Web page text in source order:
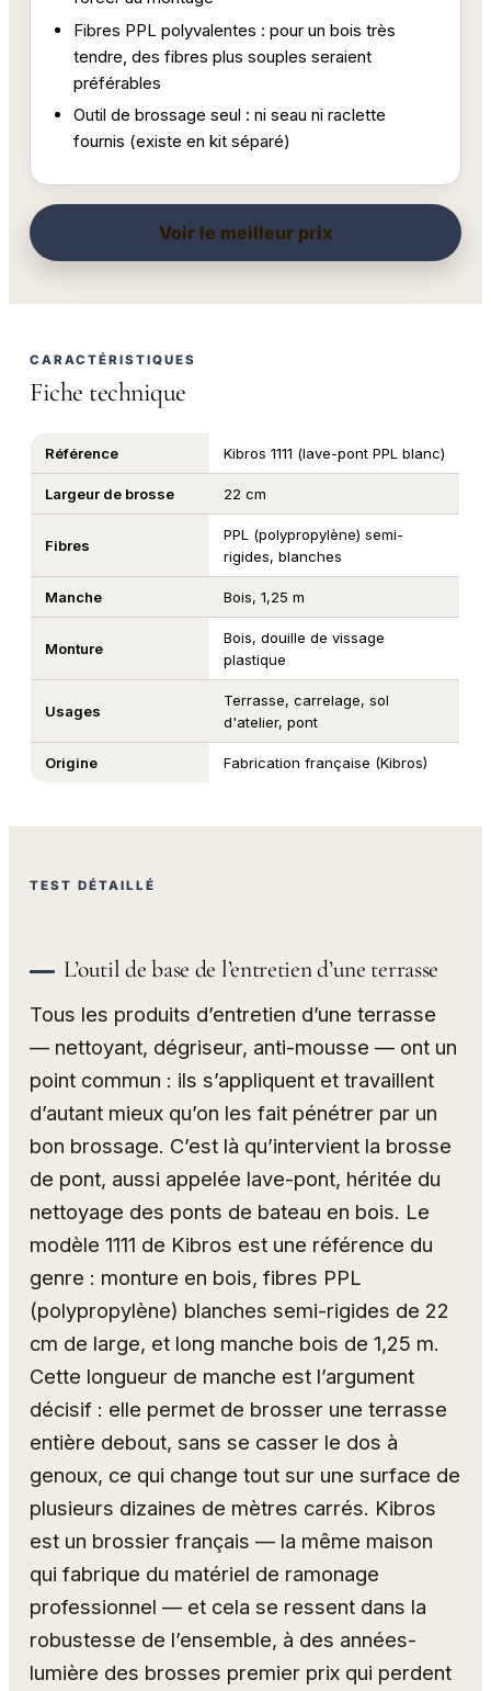
Fibres PPL polyvalentes : pour un bois très
tendre, des fibres plus souples seraient
préférables
Outil de brossage seul : ni seau ni raclette
fournis (existe en kit séparé)
Voir le meilleur prix
CARACTÉRISTIQUES
Fiche technique
Référence Kibros 1111 (lave-pont PPL blanc)
Largeur de brosse 22 cm
Fibres
PPL (polypropylène) semi-
rigides, blanches
Manche Bois, 1,25 m
Monture
Bois, douille de vissage
plastique
Usages
Terrasse, carrelage, sol
d'atelier, pont
Origine Fabrication française (Kibros)
TEST DÉTAILLÉ
L’outil de base de l’entretien d’une terrasse
Tous les produits d’entretien d’une terrasse
— nettoyant, dégriseur, anti-mousse — ont un
point commun : ils s’appliquent et travaillent
d’autant mieux qu’on les fait pénétrer par un
bon brossage. C’est là qu’intervient la brosse
de pont, aussi appelée lave-pont, héritée du
nettoyage des ponts de bateau en bois. Le
modèle 1111 de Kibros est une référence du
genre : monture en bois, fibres PPL
(polypropylène) blanches semi-rigides de 22
cm de large, et long manche bois de 1,25 m.
Cette longueur de manche est l’argument
décisif : elle permet de brosser une terrasse
entière debout, sans se casser le dos à
genoux, ce qui change tout sur une surface de
plusieurs dizaines de mètres carrés. Kibros
est un brossier français — la même maison
qui fabrique du matériel de ramonage
professionnel — et cela se ressent dans la
robustesse de l’ensemble, à des années-
lumière des brosses premier prix qui perdent